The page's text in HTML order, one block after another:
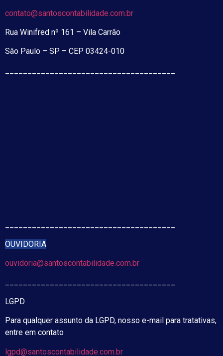
contato@santoscontabilidade.com.br
Rua Winifred nº 161 – Vila Carrão
São Paulo – SP – CEP 03424-010
OUVIDORIA
ouvidoria@santoscontabilidade.com.br
LGPD
Para qualquer assunto da LGPD, nosso e-mail para tratativas,
entre em contato
lgpd@santoscontabilidade.com.br